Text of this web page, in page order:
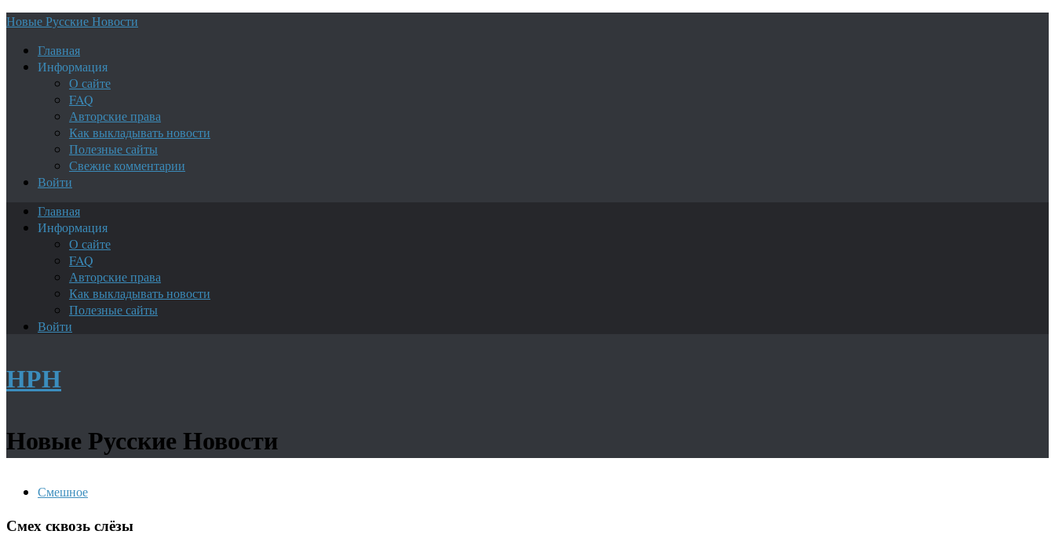
Новые Русские Новости
Главная
Информация
О сайте
FAQ
Авторские права
Как выкладывать новости
Полезные сайты
Свежие комментарии
Войти
Главная
Информация
О сайте
FAQ
Авторские права
Как выкладывать новости
Полезные сайты
Войти
НРН
Новые Русские Новости
Смешное
Смех сквозь слёзы